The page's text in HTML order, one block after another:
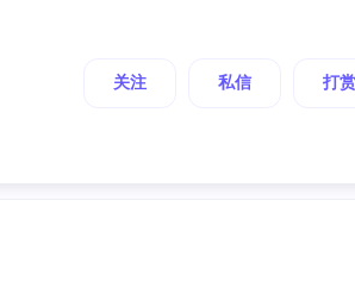
关注 私信 打赏